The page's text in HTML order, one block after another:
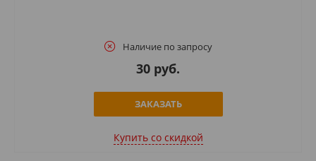
Наличие по запросу
30 руб.
ЗАКАЗАТЬ
Купить cо скидкой